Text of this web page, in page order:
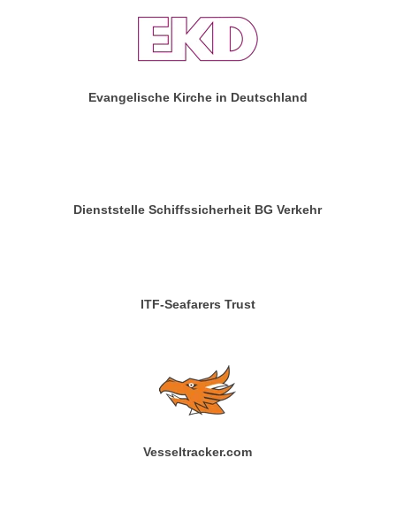
Evangelische Kirche in Deutschland
Dienststelle Schiffssicherheit BG Verkehr
ITF-Seafarers Trust
Vesseltracker.com